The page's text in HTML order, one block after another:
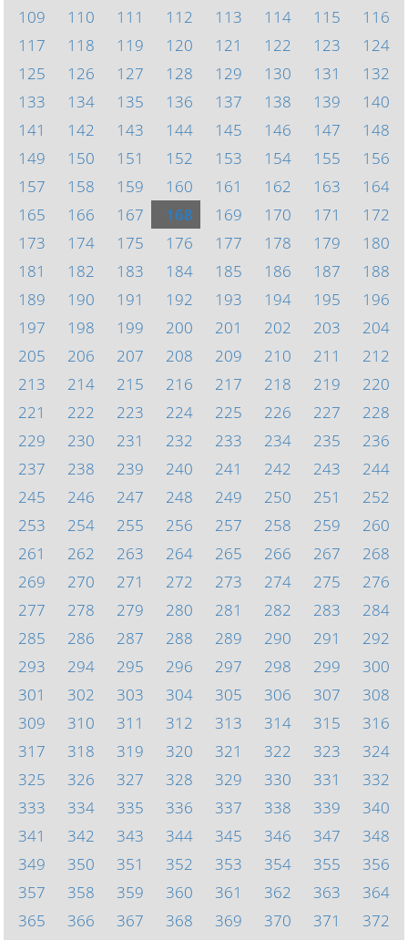
109
110 111 112 113 114 115
116
117
118 119 120 121 122 123
124
125
126 127 128 129 130 131
132
133
134 135 136 137 138 139
140
141
142 143 144 145 146 147
148
149
150 151 152 153 154 155
156
157
158 159 160 161 162 163
164
165
166 167 168 169 170 171
172
173
174 175 176 177 178 179
180
181
182 183 184 185 186 187
188
189
190 191 192 193 194 195
196
197
198 199 200 201 202 203
204
205
206 207 208 209 210 211
212
213
214 215 216 217 218 219
220
221
222 223 224 225 226 227
228
229
230 231 232 233 234 235
236
237
238 239 240 241 242 243
244
245
246 247 248 249 250 251
252
253
254 255 256 257 258 259
260
261
262 263 264 265 266 267
268
269
270 271 272 273 274 275
276
277
278 279 280 281 282 283
284
285
286 287 288 289 290 291
292
293
294 295 296 297 298 299
300
301
302 303 304 305 306 307
308
309
310 311 312 313 314 315
316
317
318 319 320 321 322 323
324
325
326 327 328 329 330 331
332
333
334 335 336 337 338 339
340
341
342 343 344 345 346 347
348
349
350 351 352 353 354 355
356
357
358 359 360 361 362 363
364
365
366 367 368 369 370 371
372